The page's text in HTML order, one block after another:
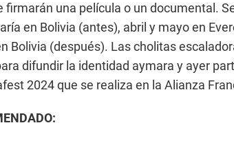
firmarán una película o un documental.
en Bolivia (antes), abril y mayo en
Bolivia (después). Las cholitas
difundir la identidad aymara y ayer
2024 que se realiza en la Alianza